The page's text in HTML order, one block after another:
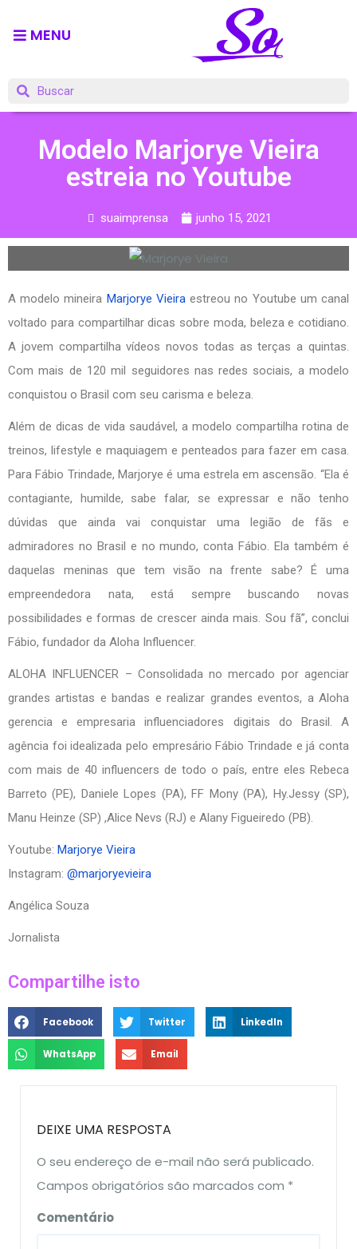
MENU
Modelo Marjorye Vieira
estreia no Youtube
suaimprensa junho 15, 2021
A modelo mineira Marjorye Vieiraestreou no Youtube um canal
voltado para compartilhar dicas sobre moda, beleza e cotidiano.
A jovem compartilha vídeos novos todas as terças a quintas.
Com mais de 120 mil seguidores nas redes sociais, a modelo
conquistou o Brasil com seu carisma e beleza.
Além de dicas de vida saudável, a modelo compartilha rotina de
treinos, lifestyle e maquiagem e penteados para fazer em casa.
Para Fábio Trindade, Marjorye é uma estrela em ascensão. “Ela é
contagiante, humilde, sabe falar, se expressar e não tenho
dúvidas que ainda vai conquistar uma legião de fãs e
admiradores no Brasil e no mundo, conta Fábio. Ela também é
daquelas meninas que tem visão na frente sabe? É uma
empreendedora nata, está sempre buscando novas
possibilidades e formas de crescer ainda mais. Sou fã”, conclui
Fábio, fundador da Aloha Influencer.
ALOHA INFLUENCER – Consolidada no mercado por agenciar
grandes artistas e bandas e realizar grandes eventos, a Aloha
gerencia e empresaria influenciadores digitais do Brasil. A
agência foi idealizada pelo empresário Fábio Trindade e já conta
com mais de 40 influencers de todo o país, entre eles Rebeca
Barreto (PE), Daniele Lopes (PA), FF Mony (PA), Hy.Jessy (SP),
Manu Heinze (SP) ,Alice Nevs (RJ) e Alany Figueiredo (PB).
Youtube: Marjorye Vieira
Instagram: @marjoryevieira
Angélica Souza
Jornalista
Compartilhe isto
Facebook Twitter LinkedIn
WhatsApp Email
DEIXE UMA RESPOSTA
O seu endereço de e-mail não será publicado.
Campos obrigatórios são marcados com *
Comentário